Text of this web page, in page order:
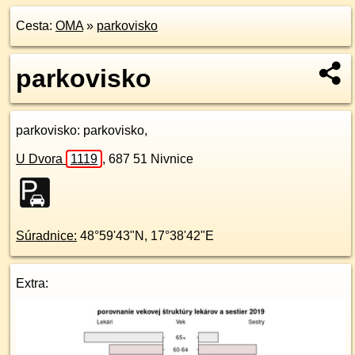
Cesta: OMA» parkovisko
parkovisko
parkovisko: parkovisko,
U Dvora 1119 , 687 51 Nivnice
Súradnice: 48°59'43"N , 17°38'42"E
Extra: